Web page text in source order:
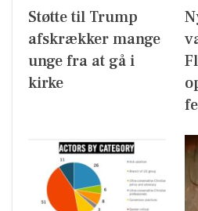
Støtte til Trump
afskrækker mange
unge fra at gå i
kirke